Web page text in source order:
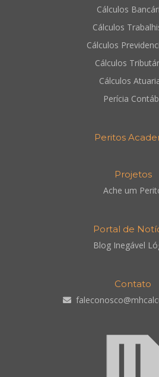
Cálculos
Cálculos
Cálculos
Cálculos
Cálculos
Perícia
Peritos
Projetos
Ache um
Portal de
Blog Inegável
Contato